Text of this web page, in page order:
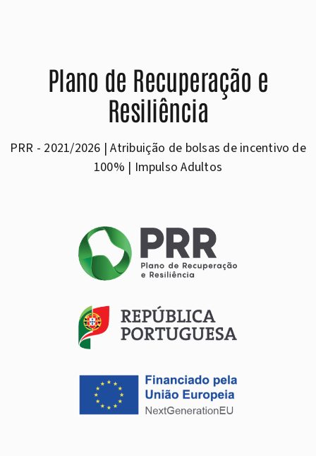
Plano de Recuperação e
Resiliência
PRR - 2021/2026 | Atribuição de bolsas de incentivo de
100% | Impulso Adultos